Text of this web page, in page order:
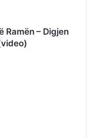
Ramën – Digjen